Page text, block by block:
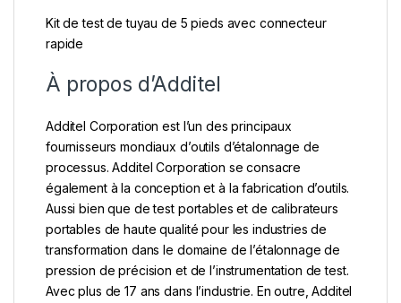
Kit de test de tuyau de 5 pieds avec connecteur
rapide
À propos d’Additel
Additel Corporation est l’un des principaux
fournisseurs mondiaux d’outils d’étalonnage de
processus. Additel Corporation se consacre
également à la conception et à la fabrication d’outils.
Aussi bien que de test portables et de calibrateurs
portables de haute qualité pour les industries de
transformation dans le domaine de l’étalonnage de
pression de précision et de l’instrumentation de test.
Avec plus de 17 ans dans l’industrie. En outre, Additel